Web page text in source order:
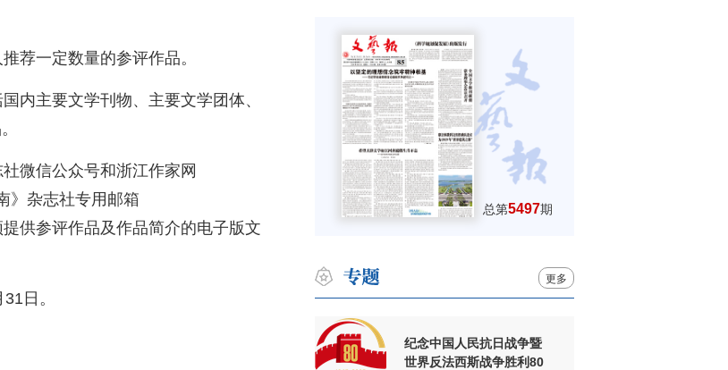
荐一定数量的参评作品。
内主要文学刊物、主要文学团体、
微信公众号和浙江作家网
》杂志社专用邮箱
供参评作品及作品简介的电子版文
日。
总第5497期
更多
纪念中国人民抗日战争暨
世界反法西斯战争胜利80